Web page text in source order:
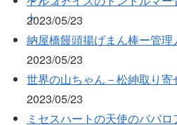
2023/05/23
納屋橋饅頭揚げまん棒ー管
2023/05/23
世界の山ちゃん－松紳取り寄
2023/05/23
ミセスハートの天使のババ